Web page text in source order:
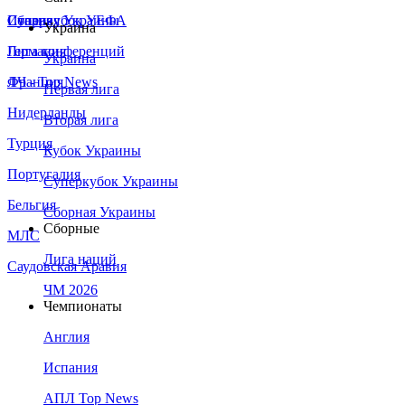
Сборная Украины
Италия
Германия
Франция
Нидерланды
Турция
Португалия
Бельгия
МЛС
Саудовская Аравия
Суперкубок УЕФА
Лига конференций
ЛЧ - Top News
Украина
Украина
Первая лига
Вторая лига
Кубок Украины
Суперкубок Украины
Сборная Украины
Сборные
Лига наций
ЧМ 2026
Чемпионаты
Англия
Испания
АПЛ Top News